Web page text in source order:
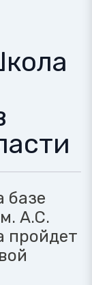
базе
А.С.
пройдет